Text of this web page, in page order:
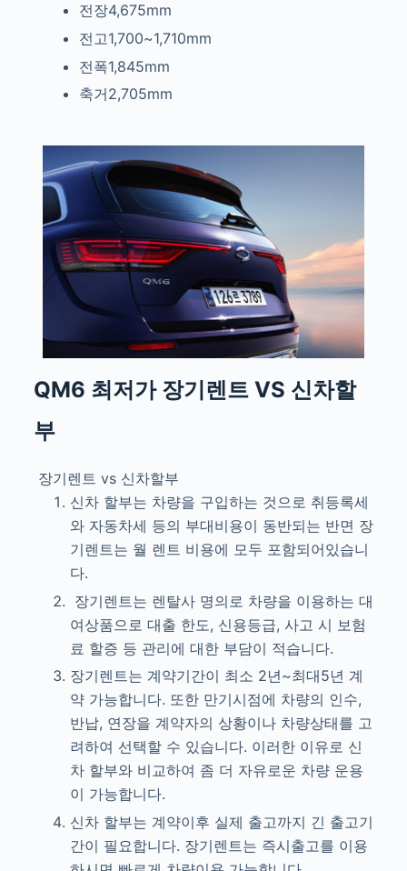
전장4,675mm
전고1,700~1,710mm
전폭1,845mm
축거2,705mm
QM6 최저가 장기렌트 VS 신차할
부
장기렌트 vs 신차할부
신차 할부는 차량을 구입하는 것으로 취등록세
와 자동차세 등의 부대비용이 동반되는 반면 장
기렌트는 월 렌트 비용에 모두 포함되어있습니
다.
장기렌트는 렌탈사 명의로 차량을 이용하는 대
여상품으로 대출 한도, 신용등급, 사고 시 보험
료 할증 등 관리에 대한 부담이 적습니다.
장기렌트는 계약기간이 최소 2년~최대5년 계
약 가능합니다. 또한 만기시점에 차량의 인수,
반납, 연장을 계약자의 상황이나 차량상태를 고
려하여 선택할 수 있습니다. 이러한 이유로 신
차 할부와 비교하여 좀 더 자유로운 차량 운용
이 가능합니다.
신차 할부는 계약이후 실제 출고까지 긴 출고기
간이 필요합니다. 장기렌트는 즉시출고를 이용